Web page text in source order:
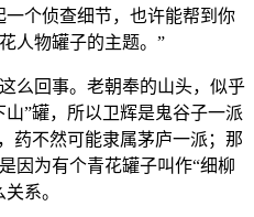
个侦查细节，也许能帮到你
人物罐子的主题。”
么回事。老朝奉的山头，似乎
”罐，所以卫辉是鬼谷子一派
药不然可能隶属茅庐一派；那
因为有个青花罐子叫作“细柳
系。